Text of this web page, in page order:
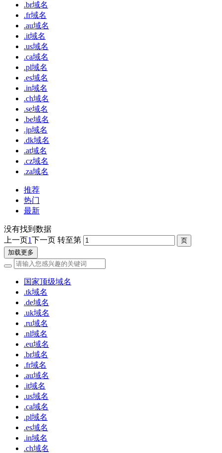
.br域名
.fr域名
.au域名
.it域名
.us域名
.ca域名
.pl域名
.es域名
.in域名
.ch域名
.se域名
.be域名
.jp域名
.dk域名
.at域名
.cz域名
.za域名
推荐
热门
最新
没有找到数据
上一页1下一页 转至第
加载更多
国家顶级域名
.tk域名
.de域名
.uk域名
.ru域名
.nl域名
.eu域名
.br域名
.fr域名
.au域名
.it域名
.us域名
.ca域名
.pl域名
.es域名
.in域名
.ch域名